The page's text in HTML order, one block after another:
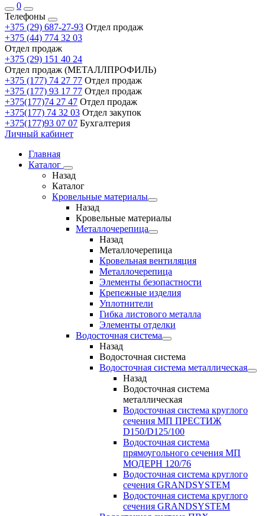
0
Телефоны
+375 (29) 687-27-93 Отдел продаж
+375 (44) 774 32 03
Отдел продаж
+375 (29) 151 40 24
Отдел продаж (МЕТАЛЛПРОФИЛЬ)
+375 (177) 74 27 77 Отдел продаж
+375 (177) 93 17 77 Отдел продаж
+375(177)74 27 47 Отдел продаж
+375(177) 74 32 03 Отдел закупок
+375(177)93 07 07 Бухгалтерия
Личный кабинет
Главная
Каталог
Назад
Каталог
Кровельные материалы
Назад
Кровельные материалы
Металлочерепица
Назад
Металлочерепица
Кровельная вентиляция
Металлочерепица
Элементы безопастности
Крепежные изделия
Уплотнители
Гибка листового металла
Элементы отделки
Водосточная система
Назад
Водосточная система
Водосточная система металлическая
Назад
Водосточная система
металлическая
Водосточная система круглого
сечения МП ПРЕСТИЖ
D150/D125/100
Водосточная система
прямоугольного сечения МП
МОДЕРН 120/76
Водосточная система круглого
сечения GRANDSYSTEM
Водосточная система круглого
сечения GRANDSYSTEM